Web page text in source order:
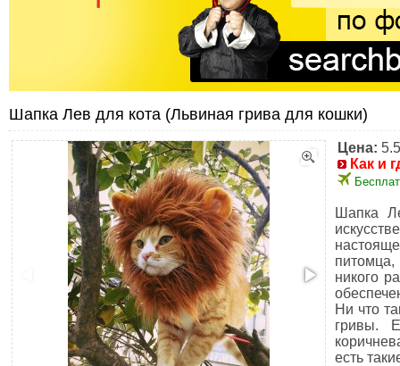
Шапка Лев для кота (Львиная грива для кошки)
Цена:
Как и
Шапка
питомца,
никого
Ни что
гривы.
есть